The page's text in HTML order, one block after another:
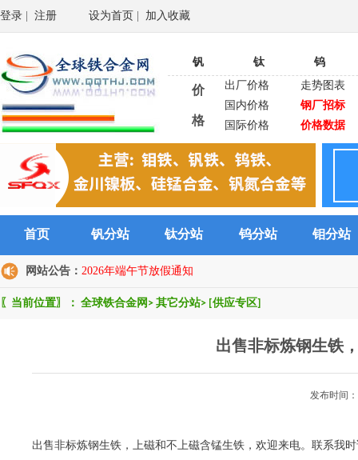
登录 注册 设为首页 加入收藏
钒 钛 钨
价
格
出厂价格
走势图表
国内价格
钢厂招标
国际价格
价格数据
首页 钒分站 钛分站 钨分站 钼分站
网站公告： 2026年端午节放假通知
〖当前位置〗： 全球铁合金网 > 其它分站> [供应专区]
出售非标炼钢生铁
发布时间
出售非标炼钢生铁，上磁和不上磁含锰生铁，欢迎来电。联系我